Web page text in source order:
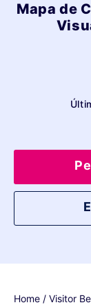
Mapa de
Home / Visitor